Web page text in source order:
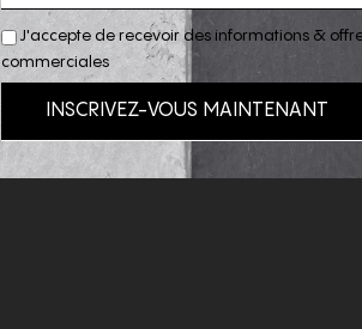
J'accepte de recevoir des informations &
commerciales